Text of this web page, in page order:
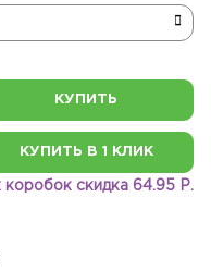
КУПИТЬ
КУПИТЬ В 1 КЛИК
коробок скидка 64.95 Р.